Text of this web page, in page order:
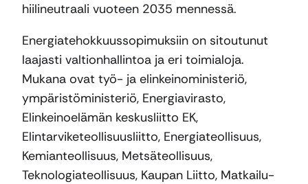
hiilineutraali vuoteen 2035 mennessä.
Energiatehokkuussopimuksiin on sitoutunut
laajasti valtionhallintoa ja eri toimialoja.
Mukana ovat työ- ja elinkeinoministeriö,
ympäristöministeriö, Energiavirasto,
Elinkeinoelämän keskusliitto EK,
Elintarviketeollisuusliitto, Energiateollisuus,
Kemianteollisuus, Metsäteollisuus,
Teknologiateollisuus, Kaupan Liitto, Matkailu-